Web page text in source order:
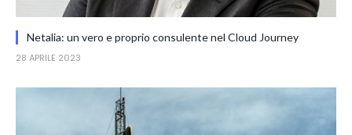
Netalia: un vero e proprio consulente nel Cloud Journey
28 APRILE 2023